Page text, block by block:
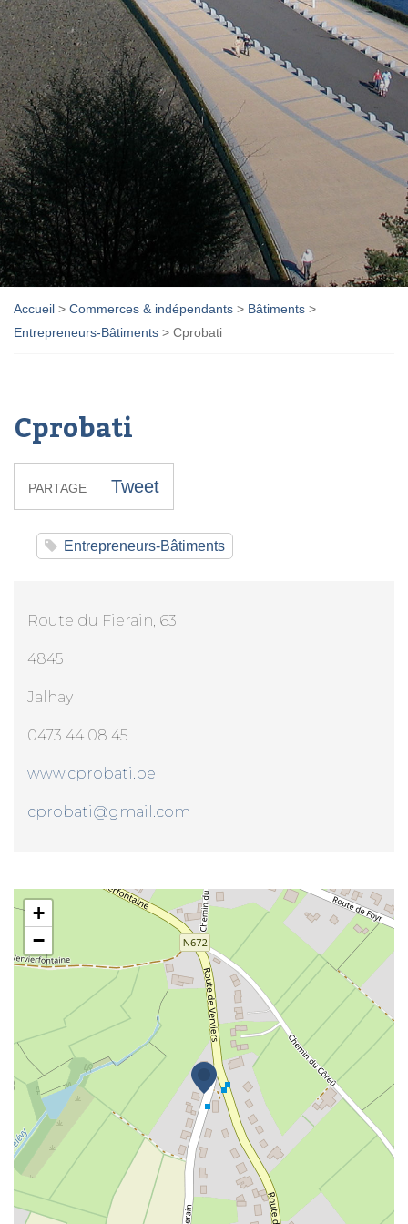
Accueil > Commerces & indépendants > Bâtiments >
Entrepreneurs-Bâtiments > Cprobati
Cprobati
PARTAGE Tweet
Entrepreneurs-Bâtiments
Route du Fierain, 63
4845
Jalhay
0473 44 08 45
www.cprobati.be
cprobati@gmail.com
Cprobati
+
−